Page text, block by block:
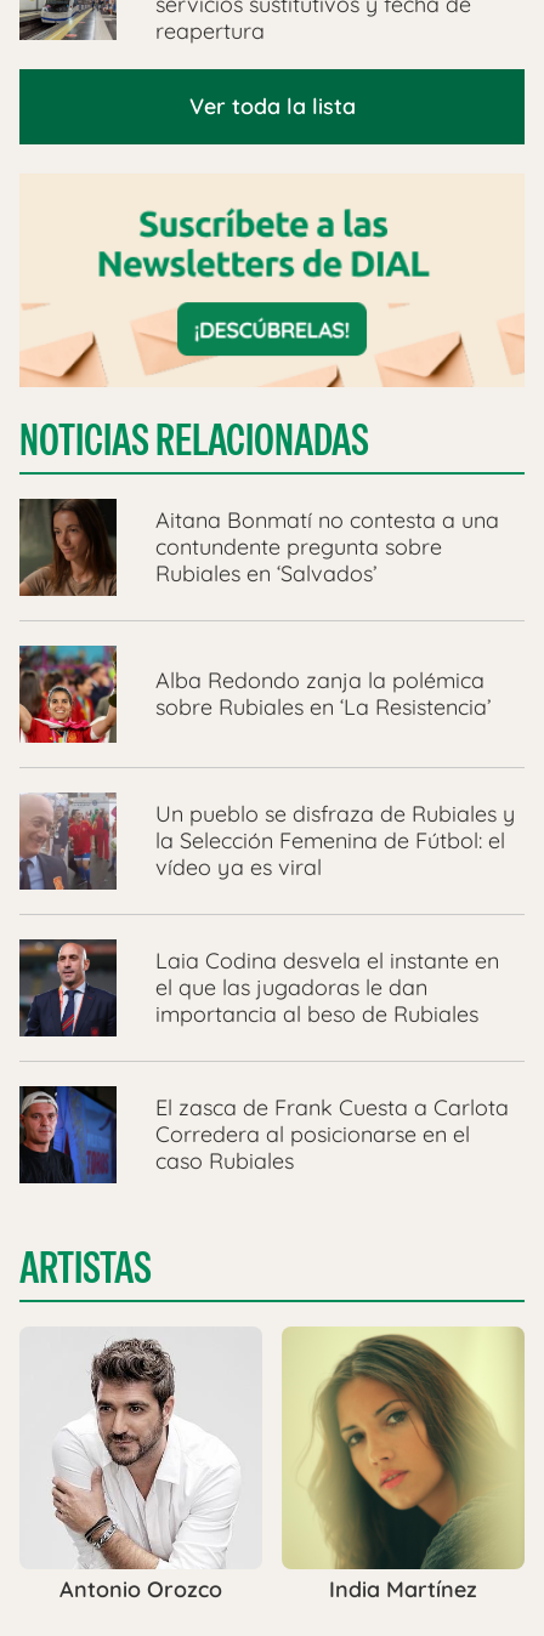
reapertura
Ver toda la lista
NOTICIAS RELACIONADAS
Aitana Bonmatí no contesta a una
contundente pregunta sobre
Rubiales en ‘Salvados’
Alba Redondo zanja la polémica
sobre Rubiales en ‘La Resistencia’
Un pueblo se disfraza de Rubiales y
la Selección Femenina de Fútbol: el
vídeo ya es viral
Laia Codina desvela el instante en
el que las jugadoras le dan
importancia al beso de Rubiales
El zasca de Frank Cuesta a Carlota
Corredera al posicionarse en el
caso Rubiales
ARTISTAS
Antonio Orozco India Martínez